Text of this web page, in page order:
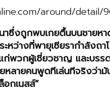
around/detail/
าซึ่งถูกพบเกยตื้นบนชายห
หว่างที่พายุเซียรากำลังถา
ก่พวกผู้เชี่ยวชาญ และบรร
หลายคนพูดทีเล่นทีจริงว่ามั
อกเนสส์”